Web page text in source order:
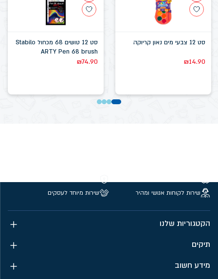
סט 12 צבעי מים נאון קריוקה
₪14.90
סט 12 טושים 68 מכחול Stabilo
ARTY Pen 68 brush
₪74.90
שירות לקוחות אנושי ומהיר
שירות מיוחד לעסקים
הקטגוריות שלנו
תיקים
מידע חשוב